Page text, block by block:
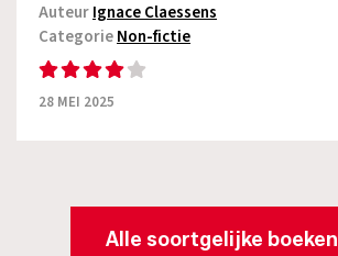
AuteurIgnace Claessens
CategorieNon-fictie
28 MEI 2025
Alle soortgelijke boeken